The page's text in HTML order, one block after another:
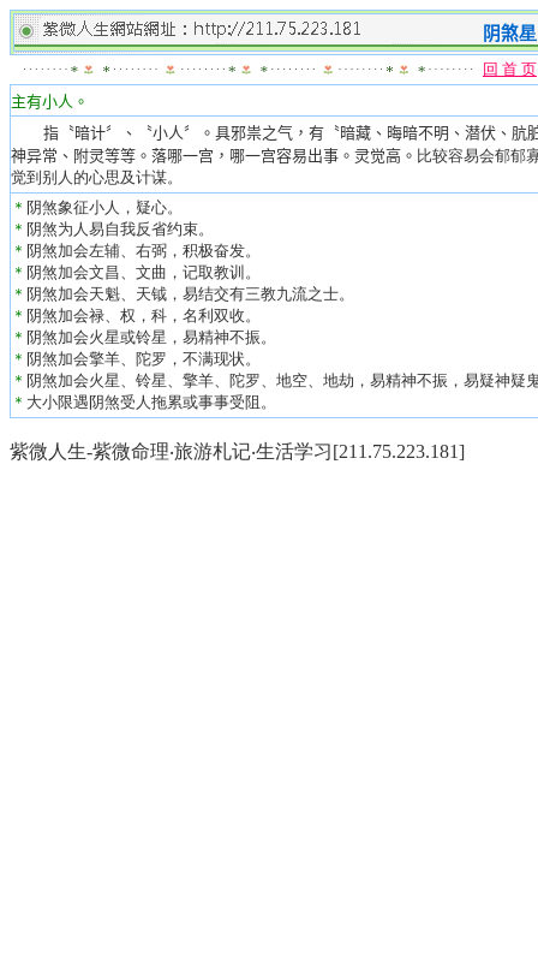
阴煞星
回 首 页
主有小人。
指〝暗计〞、〝小人〞。具邪祟之气，有〝暗藏、晦暗不明、潜伏、肮
神异常、附灵等等。落哪一宫，哪一宫容易出事。 灵觉高。 比较容易会郁郁
觉到别人的心思及计谋。
＊ 阴煞象征小人，疑心。
＊ 阴煞为人易自我反省约束。
＊ 阴煞加会左辅、右弼，积极奋发。
＊ 阴煞加会文昌、文曲，记取教训。
＊ 阴煞加会天魁、天钺，易结交有三教九流之士。
＊ 阴煞加会禄、权，科，名利双收。
＊ 阴煞加会火星或铃星，易精神不振。
＊ 阴煞加会擎羊、陀罗，不满现状。
＊ 阴煞加会火星、铃星、擎羊、陀罗、地空、地劫，易精神不振，易疑神疑
＊ 大小限遇阴煞受人拖累或事事受阻。
紫微人生-紫微命理‧旅游札记‧生活学习[211.75.223.181]